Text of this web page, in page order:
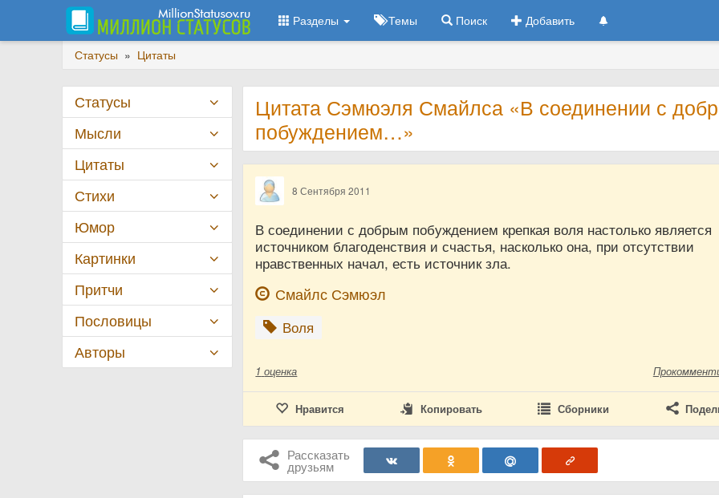
Разделы Темы Поиск Добавить
Статусы » Цитаты
Цитата Сэмюэля Смайлса «В соединении с
побуждением…»
8 Сентября 2011
В соединении с добрым побуждением крепкая воля настолько является
источником благоденствия и счастья, насколько она, при отсутствии
нравственных начал, есть источник зла.
Смайлс Сэмюэл
Воля
1 оценка
Нравится Копировать Сборники
Рассказать
друзьям
Статусы
Мысли
Цитаты
Стихи
Юмор
Картинки
Притчи
Пословицы
Авторы